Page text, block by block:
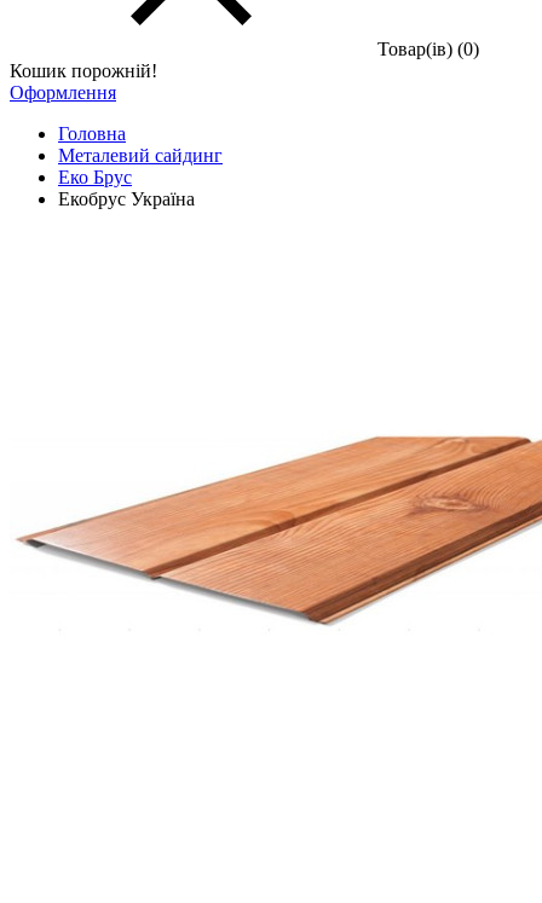
Товар(iв) (0)
Кошик порожній!
Оформлення
Головна
Металевий сайдинг
Еко Брус
Екобрус Україна